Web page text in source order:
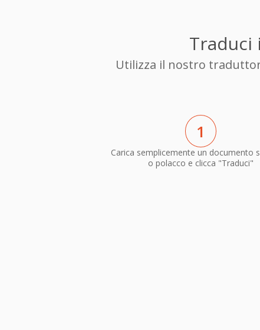
Traduci
Utilizza il nostro
1
Carica semplicemente un documento
o polacco e clicca "Traduci"